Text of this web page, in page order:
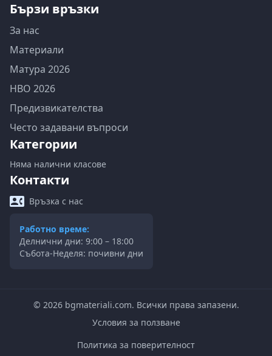
Бързи връзки
За нас
Материали
Матура 2026
НВО 2026
Предизвикателства
Често задавани въпроси
Категории
Няма налични класове
Контакти
Връзка с нас
Работно време:
Делнични дни: 9:00 – 18:00
Събота-Неделя: почивни дни
© 2026bgmateriali.com. Всички права запазени.
Условия за ползване
Политика за поверителност